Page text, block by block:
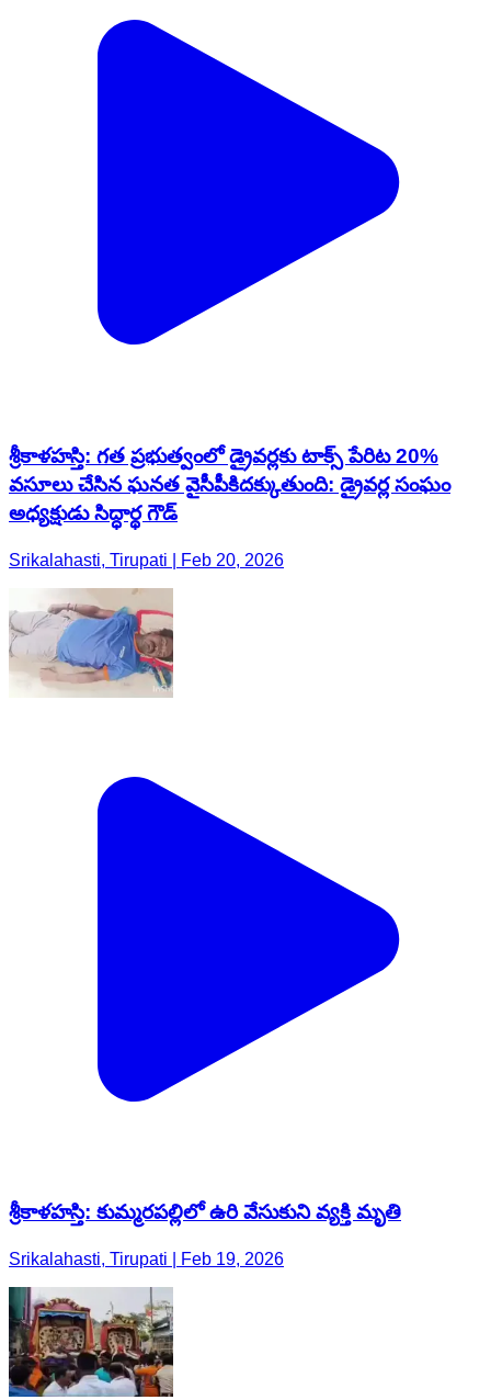
శ్రీకాళహస్తి: గత ప్రభుత్వంలో డ్రైవర్లకు టాక్స్ పేరిట 20%
వసూలు చేసిన ఘనత వైసీపీకిదక్కుతుంది: డ్రైవర్ల సంఘం
అధ్యక్షుడు సిద్ధార్థ గౌడ్
Srikalahasti, Tirupati | Feb 20, 2026
శ్రీకాళహస్తి: కుమ్మరపల్లిలో ఉరి వేసుకుని వ్యక్తి మృతి
Srikalahasti, Tirupati | Feb 19, 2026